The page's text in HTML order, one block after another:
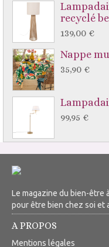
recyclé
139,00 €
Nappe
35,90 €
99,95 €
Le magazine du bien-être
pour être bien chez soi et
A PROPOS
Mentions légales